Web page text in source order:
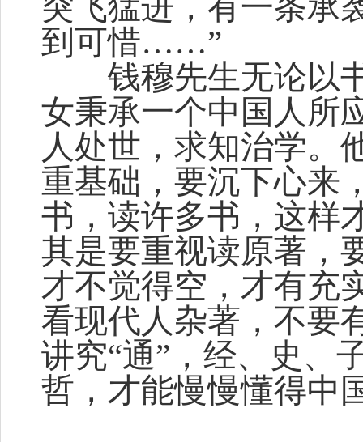
到可惜……”
钱穆先生无论以书
女秉承一个中国人所
人处世，求知治学。
重基础，要沉下心来
书，读许多书，这样
其是要重视读原著，
才不觉得空，才有充
看现代人杂著，不要
讲究“通”，经、史、
哲，才能慢慢懂得中